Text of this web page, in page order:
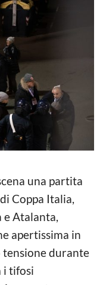
una partita
Coppa Italia,
e Atalanta,
apertissima in
durante
i tifosi